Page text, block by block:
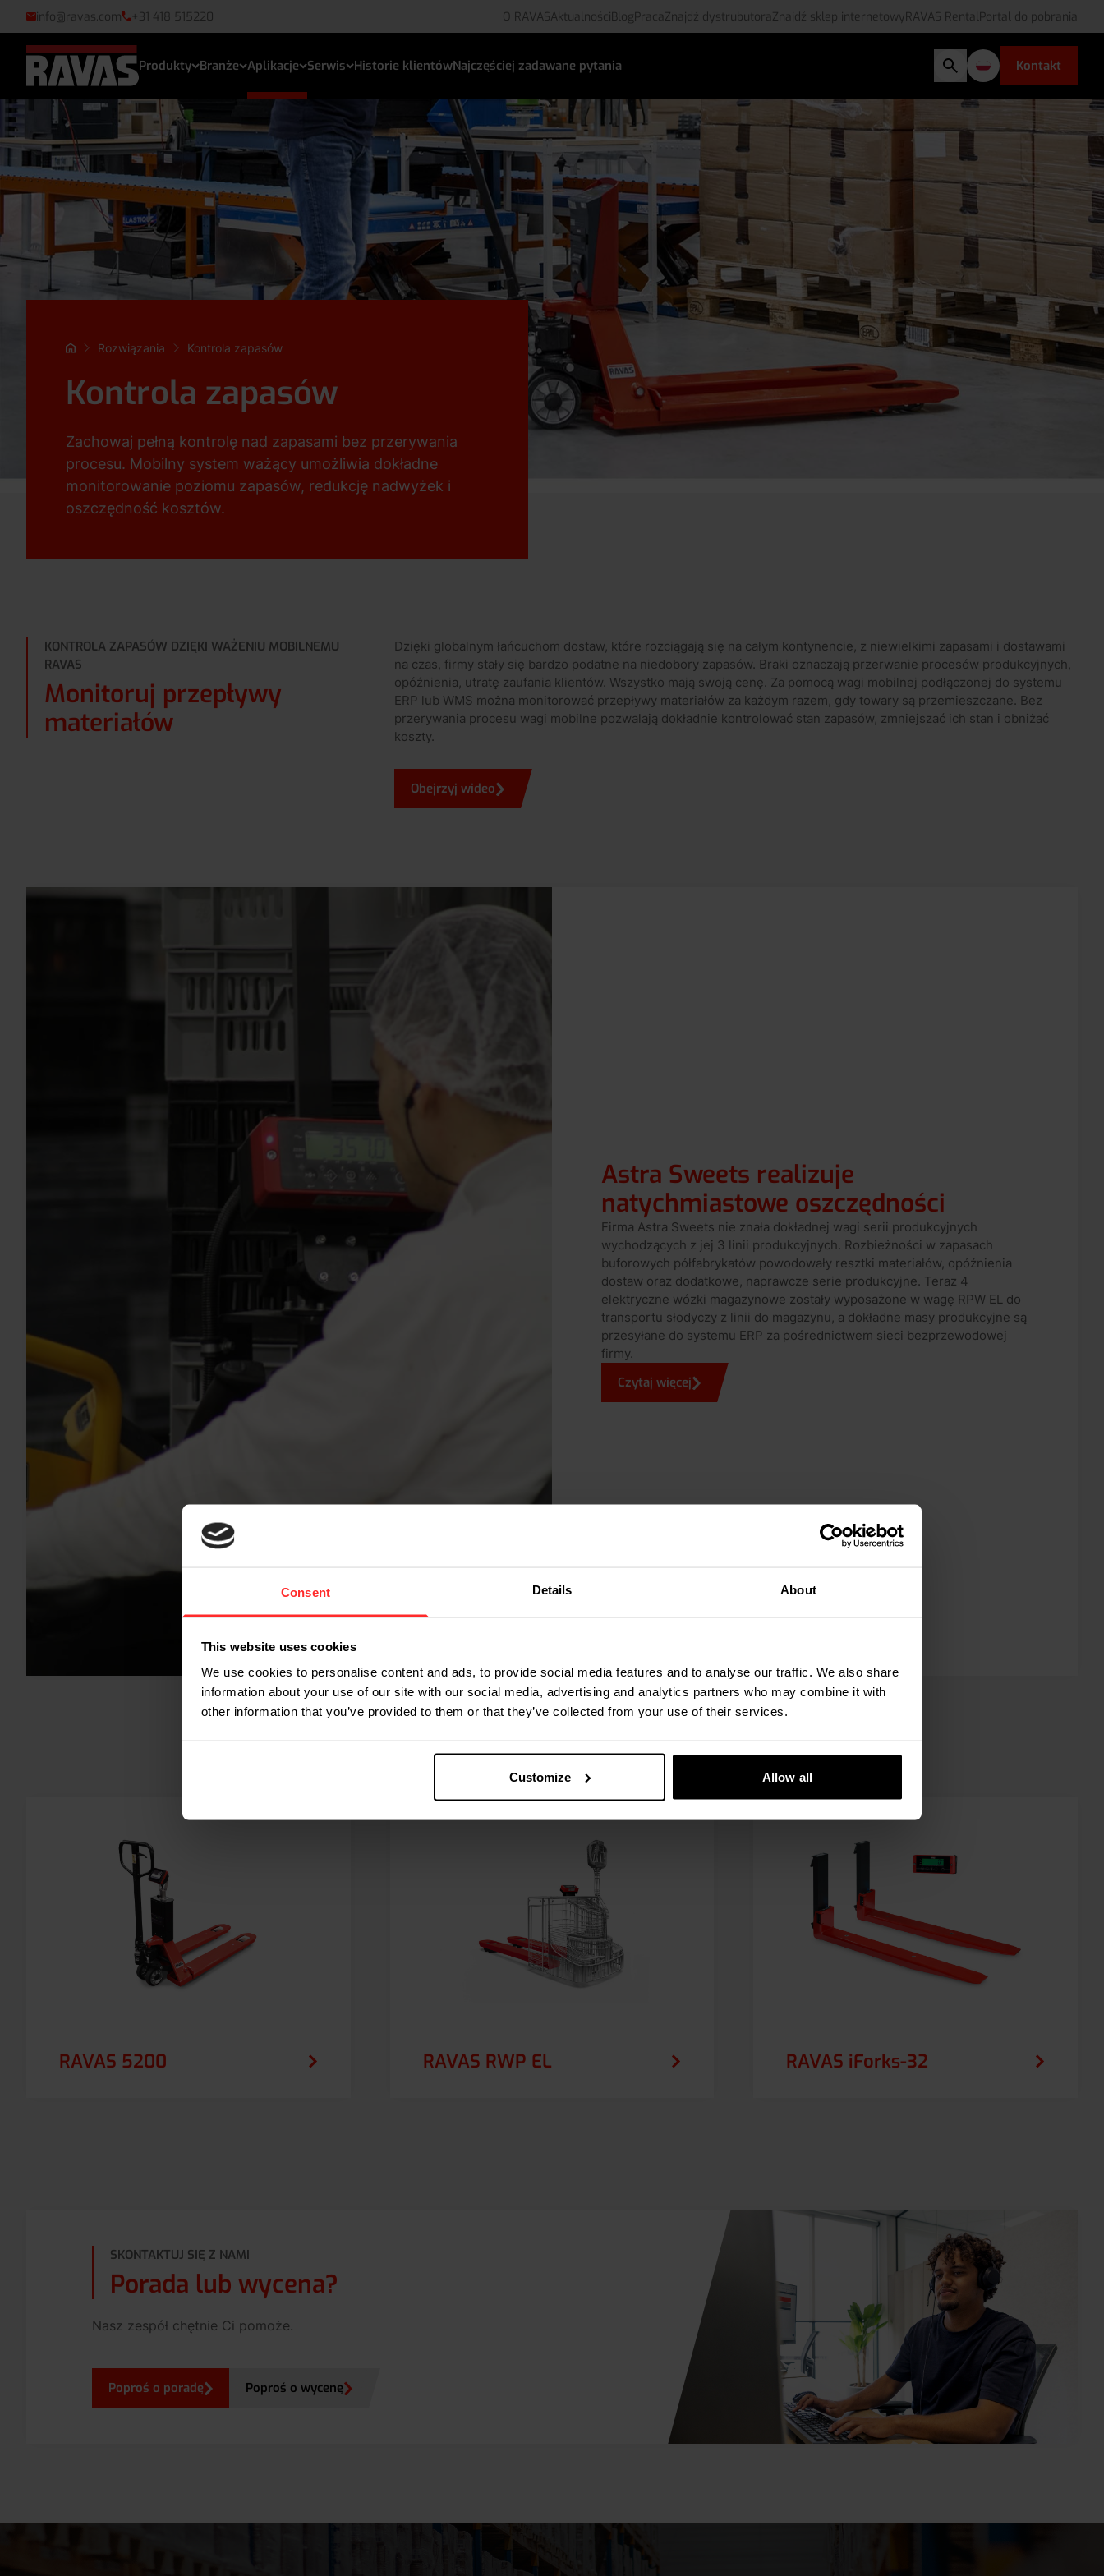
Consent Details About
This website uses cookies
We use cookies to personalise content and ads, to provide social media features and to analyse our traffic. We also share
information about your use of our site with our social media, advertising and analytics partners who may combine it with
other information that you’ve provided to them or that they’ve collected from your use of their services.
Customize Allow all
info@ravas.com +31 418 515220 O RAVASAktualnościBlogPracaZnajdź dystrubutoraZnajdź sklep internetowyRAVAS RentalPortal do pobrania
Produkty Branże Aplikacje Serwis Historie klientówNajczęściej zadawane pytania Kontakt
Rozwiązania Kontrola zapasów
Kontrola zapasów
Zachowaj pełną kontrolę nad zapasami bez przerywania
procesu. Mobilny system ważący umożliwia dokładne
monitorowanie poziomu zapasów, redukcję nadwyżek i
oszczędność kosztów.
KONTROLA ZAPASÓW DZIĘKI WAŻENIU MOBILNEMU
RAVAS
Monitoruj przepływy
materiałów
Dzięki globalnym łańcuchom dostaw, które rozciągają się na całym kontynencie, z niewielkimi zapasami i dostawami
na czas, firmy stały się bardzo podatne na niedobory zapasów. Braki oznaczają przerwanie procesów produkcyjnych,
opóźnienia, utratę zaufania klientów. Wszystko mają swoją cenę. Za pomocą wagi mobilnej podłączonej do systemu
ERP lub WMS można monitorować przepływy materiałów za każdym razem, gdy towary są przemieszczane. Bez
przerywania procesu wagi mobilne pozwalają dokładnie kontrolować stan zapasów, zmniejszać ich stan i obniżać
koszty.
Obejrzyj wideo
Astra Sweets realizuje
natychmiastowe oszczędności
Firma Astra Sweets nie znała dokładnej wagi serii produkcyjnych
wychodzących z jej 3 linii produkcyjnych. Rozbieżności w zapasach
buforowych półfabrykatów powodowały resztki materiałów, opóźnienia
dostaw oraz dodatkowe, naprawcze serie produkcyjne. Teraz 4
elektryczne wózki magazynowe zostały wyposażone w wagę RPW EL do
transportu słodyczy z linii do magazynu, a dokładne masy produkcyjne są
przesyłane do systemu ERP za pośrednictwem sieci bezprzewodowej
firmy.
Czytaj więcej
RAVAS 5200 RAVAS RWP EL RAVAS iForks-32
SKONTAKTUJ SIĘ Z NAMI
Porada lub wycena?
Nasz zespół chętnie Ci pomoże.
Poproś o poradę Poproś o wycenę